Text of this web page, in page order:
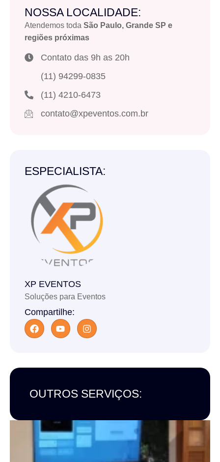
NOSSA LOCALIDADE:
Atendemos toda São Paulo, Grande SP e
regiões próximas
Contato das 9h as 20h
(11) 94299-0835
(11) 4210-6473
contato@xpeventos.com.br
ESPECIALISTA:
XP EVENTOS
Soluções para Eventos
Compartilhe:
OUTROS SERVIÇOS: